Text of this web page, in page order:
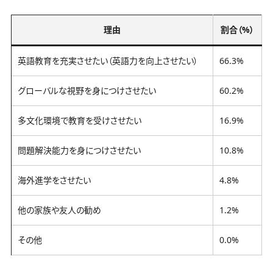
理由 割合（%）
英語教育を充実させたい（英語力を向上させたい） 66.3%
グローバルな視野を身につけさせたい 60.2%
多文化環境で教育を受けさせたい 16.9%
問題解決能力を身につけさせたい 10.8%
海外進学をさせたい 4.8%
他の家族や友人の勧め 1.2%
その他 0.0%